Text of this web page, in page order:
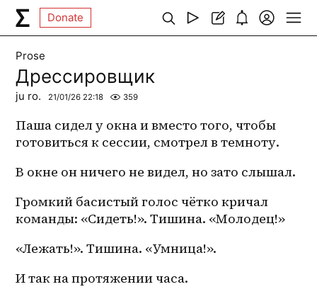
Donate
Prose
Дрессировщик
ju ro. 21/01/26 22:18 359
Паша сидел у окна и вместо того, чтобы
готовиться к сессии, смотрел в темноту.
В окне он ничего не видел, но зато слышал.
Громкий басистый голос чётко кричал
команды: «Сидеть!». Тишина. «Молодец!»
«Лежать!». Тишина. «Умница!».
И так на протяжении часа.